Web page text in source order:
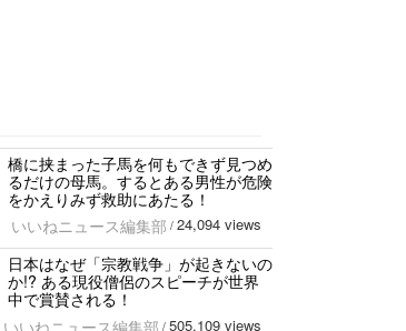
橋に挟まった子馬を何もできず見つめ
るだけの母馬。するとある男性が危険
をかえりみず救助にあたる！
いいねニュース編集部 / 24,094 views
日本はなぜ「宗教戦争」が起きないの
か!? ある現役僧侶のスピーチが世界
中で賞賛される！
/ 505,109 views